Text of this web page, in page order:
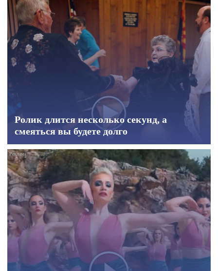
Ролик длится несколько секунд, а
смеяться вы будете долго